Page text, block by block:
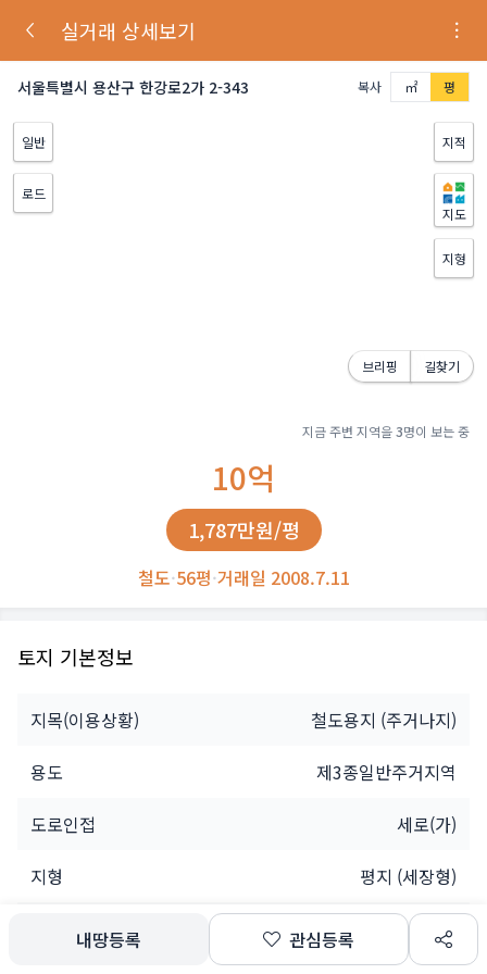
실거래 상세보기
서울특별시 용산구 한강로2가 2-343 복사 ㎡ 평
일반
로드
지적
지도
지형
브리핑 길찾기
지금 주변 지역을3명이 보는 중
10억
1,787만원/평
철도·56평·거래일 2008.7.11
토지 기본정보
지목(이용상황) 철도용지 (주거나지)
용도
제3종일반주거지역
도로인접
세로(가)
지형
평지 (세장형)
소유자
법인
내땅등록 관심등록